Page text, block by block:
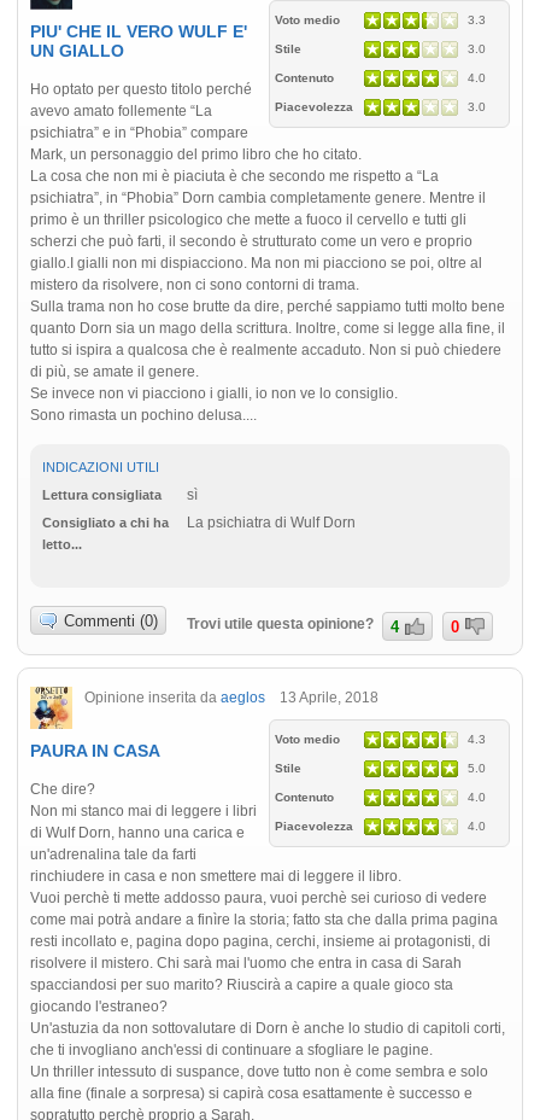
Voto medio 3.3
Stile 3.0
Contenuto 4.0
Piacevolezza 3.0
PIU' CHE IL VERO WULF E'
UN GIALLO
Ho optato per questo titolo perché
avevo amato follemente “La
psichiatra” e in “Phobia” compare
Mark, un personaggio del primo libro che ho citato.
La cosa che non mi è piaciuta è che secondo me rispetto a “La
psichiatra”, in “Phobia” Dorn cambia completamente genere. Mentre il
primo è un thriller psicologico che mette a fuoco il cervello e tutti gli
scherzi che può farti, il secondo è strutturato come un vero e proprio
giallo.I gialli non mi dispiacciono. Ma non mi piacciono se poi, oltre al
mistero da risolvere, non ci sono contorni di trama.
Sulla trama non ho cose brutte da dire, perché sappiamo tutti molto bene
quanto Dorn sia un mago della scrittura. Inoltre, come si legge alla fine, il
tutto si ispira a qualcosa che è realmente accaduto. Non si può chiedere
di più, se amate il genere.
Se invece non vi piacciono i gialli, io non ve lo consiglio.
Sono rimasta un pochino delusa....
INDICAZIONI UTILI
Lettura consigliata
sì
Consigliato a chi ha
letto...
La psichiatra di Wulf Dorn
Commenti (0) Trovi utile questa opinione? 4 0
Opinione inserita da aeglos 13 Aprile, 2018
Voto medio 4.3
Stile 5.0
Contenuto 4.0
Piacevolezza 4.0
PAURA IN CASA
Che dire?
Non mi stanco mai di leggere i libri
di Wulf Dorn, hanno una carica e
un'adrenalina tale da farti
rinchiudere in casa e non smettere mai di leggere il libro.
Vuoi perchè ti mette addosso paura, vuoi perchè sei curioso di vedere
come mai potrà andare a finìre la storia; fatto sta che dalla prima pagina
resti incollato e, pagina dopo pagina, cerchi, insieme ai protagonisti, di
risolvere il mistero. Chi sarà mai l'uomo che entra in casa di Sarah
spacciandosi per suo marito? Riuscirà a capire a quale gioco sta
giocando l'estraneo?
Un'astuzia da non sottovalutare di Dorn è anche lo studio di capitoli corti,
che ti invogliano anch'essi di continuare a sfogliare le pagine.
Un thriller intessuto di suspance, dove tutto non è come sembra e solo
alla fine (finale a sorpresa) si capirà cosa esattamente è successo e
sopratutto perchè proprio a Sarah.